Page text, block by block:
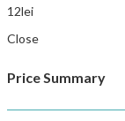
12lei
Close
Price Summary